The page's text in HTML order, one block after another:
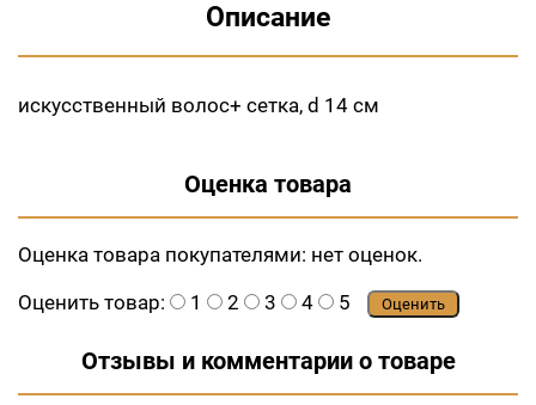
Описание
искусственный волос+ сетка, d 14 см
Оценка товара
Оценка товара покупателями: нет оценок.
Оценить товар:
1 2 3 4 5 Оценить
Отзывы и комментарии о товаре